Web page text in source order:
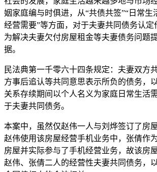
姻家庭编与时俱进，从“共债共签”“日常生
经营需要”等方面，对于夫妻共同债务认定
为解决夫妻欠付房屋租金等夫妻债务问题
据。
民法典第一千零六十四条规定：夫妻双方
方事后追认等共同意思表示所负的债务，
关系存续期间以个人名义为家庭日常生活
于夫妻共同债务。
本案中，虽然仅赵伟一人与刘烨签订了房
赵伟使用该房屋经营手机业务中，张倩作
房屋并实际参与了手机经营业务，故该房
赵伟、张倩二人的经营性夫妻共同债务，